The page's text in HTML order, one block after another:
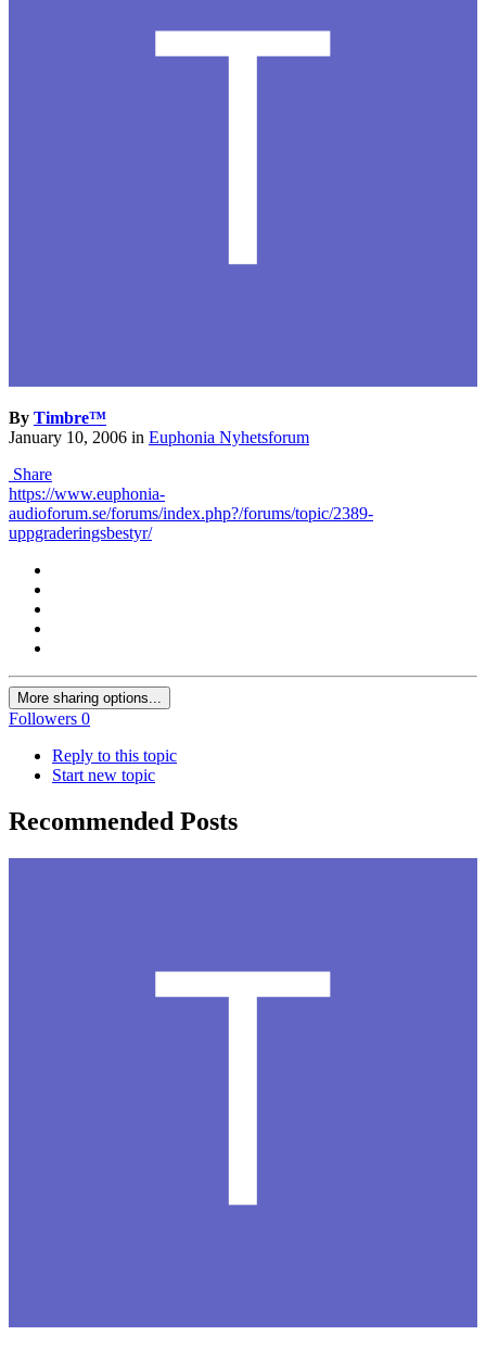
By Timbre™
January 10, 2006 in Euphonia Nyhetsforum
Share
https://www.euphonia-
audioforum.se/forums/index.php?/forums/topic/2389-
uppgraderingsbestyr/
More sharing options...
Followers 0
Reply to this topic
Start new topic
Recommended Posts